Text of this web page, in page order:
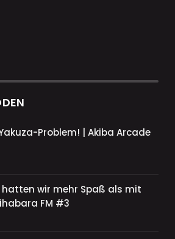
Problem! | Akiba Arcade
hatten wir mehr Spaß als mit
FM #3